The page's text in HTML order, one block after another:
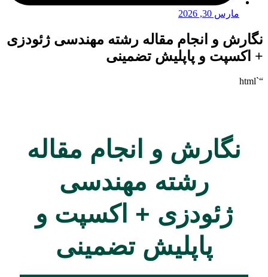
مارس 30, 2026
نگارش و انجام مقاله رشته مهندسی ژئودزی
+ اکسپت و پاپلیش تضمینی
“`html
نگارش و انجام مقاله
رشته مهندسی
ژئودزی + اکسپت و
پاپلیش تضمینی